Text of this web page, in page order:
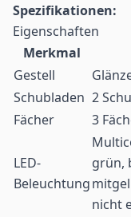
Spezifikationen:
Eigenschaften
Merkmal
Gestell
Schubladen 2
Fächer
3
LED-
Beleuchtung
grün,
nicht